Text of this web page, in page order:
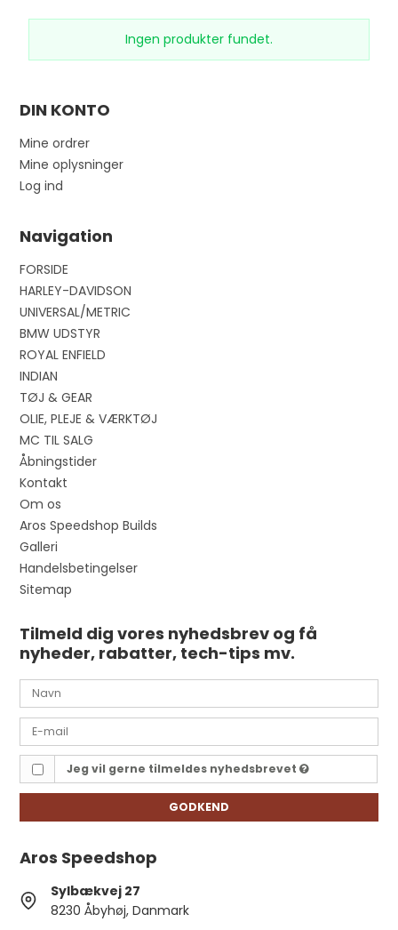
Ingen produkter fundet.
DIN KONTO
Mine ordrer
Mine oplysninger
Log ind
Navigation
FORSIDE
HARLEY-DAVIDSON
UNIVERSAL/METRIC
BMW UDSTYR
ROYAL ENFIELD
INDIAN
TØJ & GEAR
OLIE, PLEJE & VÆRKTØJ
MC TIL SALG
Åbningstider
Kontakt
Om os
Aros Speedshop Builds
Galleri
Handelsbetingelser
Sitemap
Tilmeld dig vores nyhedsbrev og få
nyheder, rabatter, tech-tips mv.
Jeg vil gerne tilmeldes nyhedsbrevet
GODKEND
Aros Speedshop
Sylbækvej 27
8230 Åbyhøj, Danmark